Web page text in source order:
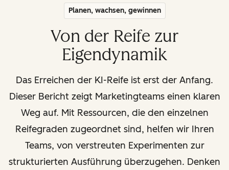
Planen, wachsen, gewinnen
Von der Reife zur
Eigendynamik
Das Erreichen der KI-Reife ist erst der Anfang.
Dieser Bericht zeigt Marketingteams einen klaren
Weg auf. Mit Ressourcen, die den einzelnen
Reifegraden zugeordnet sind, helfen wir Ihren
Teams, von verstreuten Experimenten zur
strukturierten Ausführung überzugehen. Denken